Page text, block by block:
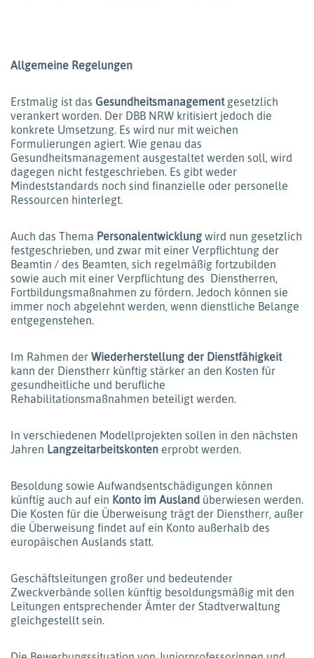
Allgemeine Regelungen
Erstmalig ist das Gesundheitsmanagementgesetzlich
verankert worden. Der DBB NRW kritisiert jedoch die
konkrete Umsetzung. Es wird nur mit weichen
Formulierungen agiert. Wie genau das
Gesundheitsmanagement ausgestaltet werden soll, wird
dagegen nicht festgeschrieben. Es gibt weder
Mindeststandards noch sind finanzielle oder personelle
Ressourcen hinterlegt.
Auch das Thema Personalentwicklung wird nun gesetzlich
festgeschrieben, und zwar mit einer Verpflichtung der
Beamtin / des Beamten, sich regelmäßig fortzubilden
sowie auch mit einer Verpflichtung des Dienstherren,
Fortbildungsmaßnahmen zu fördern. Jedoch können sie
immer noch abgelehnt werden, wenn dienstliche Belange
entgegenstehen.
Im Rahmen der Wiederherstellung der Dienstfähigkeit
kann der Dienstherr künftig stärker an den Kosten für
gesundheitliche und berufliche
Rehabilitationsmaßnahmen beteiligt werden.
In verschiedenen Modellprojekten sollen in den nächsten
Jahren Langzeitarbeitskonten erprobt werden.
Besoldung sowie Aufwandsentschädigungen können
künftig auch auf ein Konto im Ausland überwiesen werden.
Die Kosten für die Überweisung trägt der Dienstherr, außer
die Überweisung findet auf ein Konto außerhalb des
europäischen Auslands statt.
Geschäftsleitungen großer und bedeutender
Zweckverbände sollen künftig besoldungsmäßig mit den
Leitungen entsprechender Ämter der Stadtverwaltung
gleichgestellt sein.